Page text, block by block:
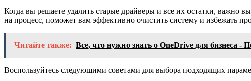
Когда вы решаете удалить старые драйверы и все их остатки, важно
на процесс, поможет вам эффективно очистить систему и избежать
Читайте также: Все, что нужно знать о OneDrive для бизнеса -
Воспользуйтесь следующими советами для выбора подходящих